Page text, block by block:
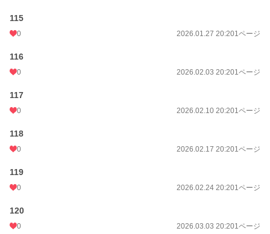
115
0 2026.01.27 20:201ページ
116
0 2026.02.03 20:201ページ
117
0 2026.02.10 20:201ページ
118
0 2026.02.17 20:201ページ
119
0 2026.02.24 20:201ページ
120
0 2026.03.03 20:201ページ